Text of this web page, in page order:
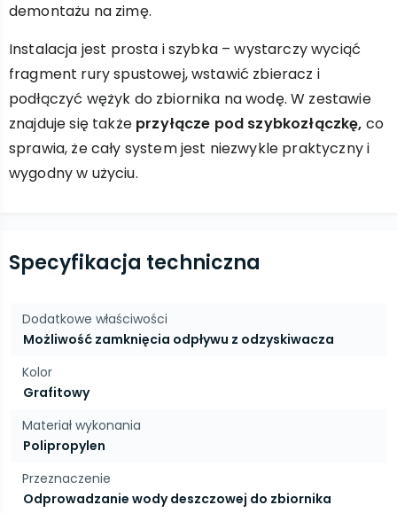
demontażu na zimę.
Instalacja jest prosta i szybka – wystarczy wyciąć
fragment rury spustowej, wstawić zbieracz i
podłączyć wężyk do zbiornika na wodę. W zestawie
znajduje się także przyłącze pod szybkozłączkę, co
sprawia, że cały system jest niezwykle praktyczny i
wygodny w użyciu.
Specyfikacja techniczna
Dodatkowe właściwości
Możliwość zamknięcia odpływu z odzyskiwacza
Kolor
Grafitowy
Materiał wykonania
Polipropylen
Przeznaczenie
Odprowadzanie wody deszczowej do zbiornika